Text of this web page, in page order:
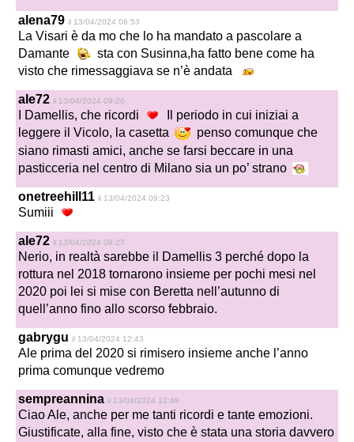
alena79 il 13/04/2024 06:53
La Visari è da mo che lo ha mandato a pascolare a
Damante
sta con Susinna,ha fatto bene come ha
visto che rimessaggiava se n’è andata
ale72 il 13/04/2024 09:20
I Damellis, che ricordi
Il periodo in cui iniziai a
leggere il Vicolo, la casetta
penso comunque che
siano rimasti amici, anche se farsi beccare in una
pasticceria nel centro di Milano sia un po’ strano
onetreehill11 il 13/04/2024 09:23
Sumiii
ale72 il 13/04/2024 09:27
Nerio, in realtà sarebbe il Damellis 3 perché dopo la
rottura nel 2018 tornarono insieme per pochi mesi nel
2020 poi lei si mise con Beretta nell’autunno di
quell’anno fino allo scorso febbraio.
gabrygu il 13/04/2024 12:43
Ale prima del 2020 si rimisero insieme anche l’anno
prima comunque vedremo
sempreannina il 13/04/2024 12:49
Ciao Ale, anche per me tanti ricordi e tante emozioni.
Giustificate, alla fine, visto che è stata una storia davvero